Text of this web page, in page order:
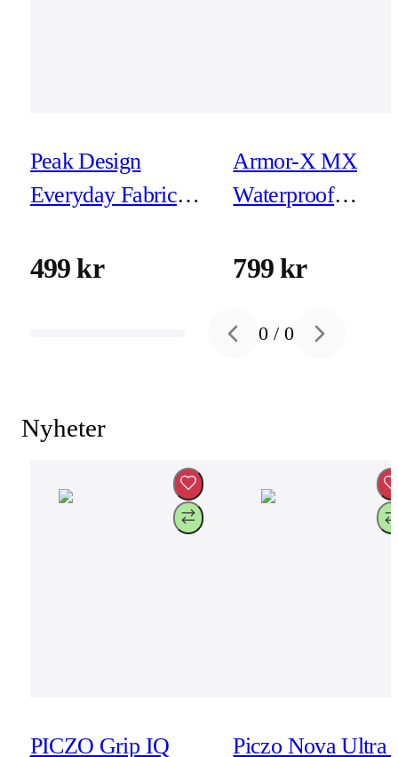
Peak Design
Everyday Fabric
Eclipse
499 kr
Armor-X MX
Waterproof
iPhone 16
799 kr
Previous slide
0 /0 Next slide
Nyheter
PICZO Grip IQ Piczo Nova Ultra